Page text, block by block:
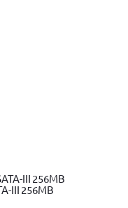
III 256MB
E-15344
SAS,